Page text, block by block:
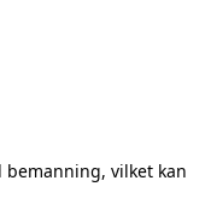
bemanning, vilket kan